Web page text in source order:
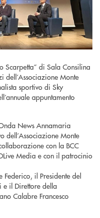
Scarpetta” di Sala Consilina
Monte
sportivo di Sky
appuntamento
News Annamaria
dell’Associazione Monte
con la BCC
Media e con il patrocinio
Federico, il Presidente del
e il Direttore della
Calabre Francesco